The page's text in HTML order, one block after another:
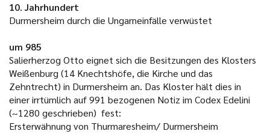
10. Jahrhundert
Durmersheim durch die Ungarneinfälle verwüstet
um 985
Salierherzog Otto eignet sich die Besitzungen des Klosters
Weißenburg (14 Knechtshöfe, die Kirche und das
Zehntrecht) in Durmersheim an. Das Kloster hält dies in
einer irrtümlich auf 991 bezogenen Notiz im Codex Edelini
(~1280 geschrieben) fest:
Ersterwähnung von Thurmaresheim/ Durmersheim